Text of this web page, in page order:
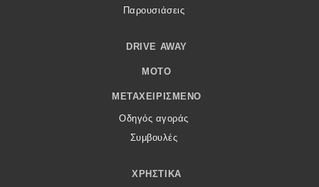
Παρουσιάσεις
DRIVE AWAY
MOTO
ΜΕΤΑΧΕΙΡΙΣΜΈΝΟ
Οδηγός αγοράς
Συμβουλές
ΧΡΗΣΤΙΚΆ